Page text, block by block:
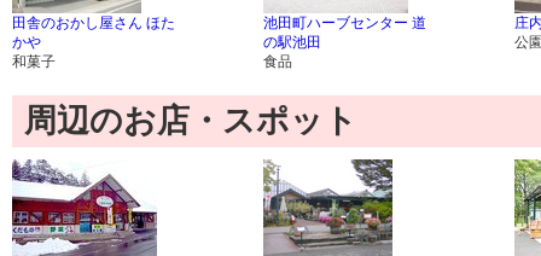
田舎のおかし屋さん ほた
かや
和菓子
池田町ハーブセンター 道
の駅池田
食品
庄
公
周辺のお店・スポット